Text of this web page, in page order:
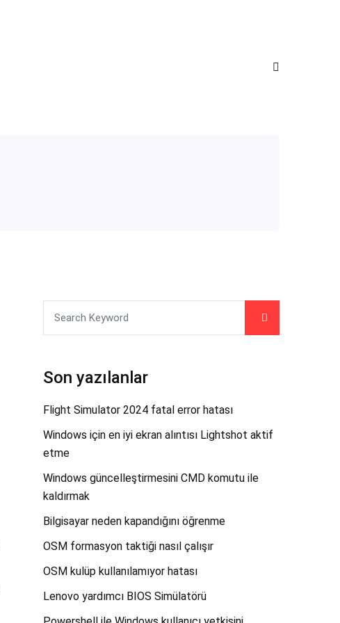
Son yazılanlar
Flight Simulator 2024 fatal error hatası
Windows için en iyi ekran alıntısı Lightshot aktif
etme
Windows güncelleştirmesini CMD komutu ile
kaldırmak
Bilgisayar neden kapandığını öğrenme
OSM formasyon taktiği nasıl çalışır
OSM kulüp kullanılamıyor hatası
Lenovo yardımcı BIOS Simülatörü